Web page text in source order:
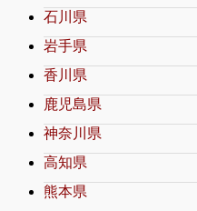
石川県
岩手県
香川県
鹿児島県
神奈川県
高知県
熊本県